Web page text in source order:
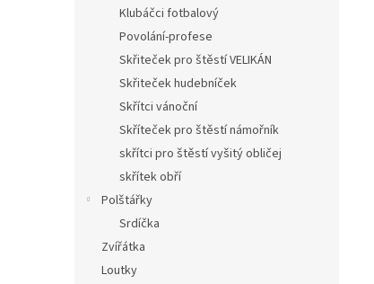
Klubáčci fotbalový
Povolání-profese
Skřiteček pro štěstí VELIKÁN
Skřiteček hudebníček
Skřítci vánoční
Skříteček pro štěstí námořník
skřítci pro štěstí vyšitý obličej
skřítek obří
Polštářky
Srdíčka
Zvířátka
Loutky